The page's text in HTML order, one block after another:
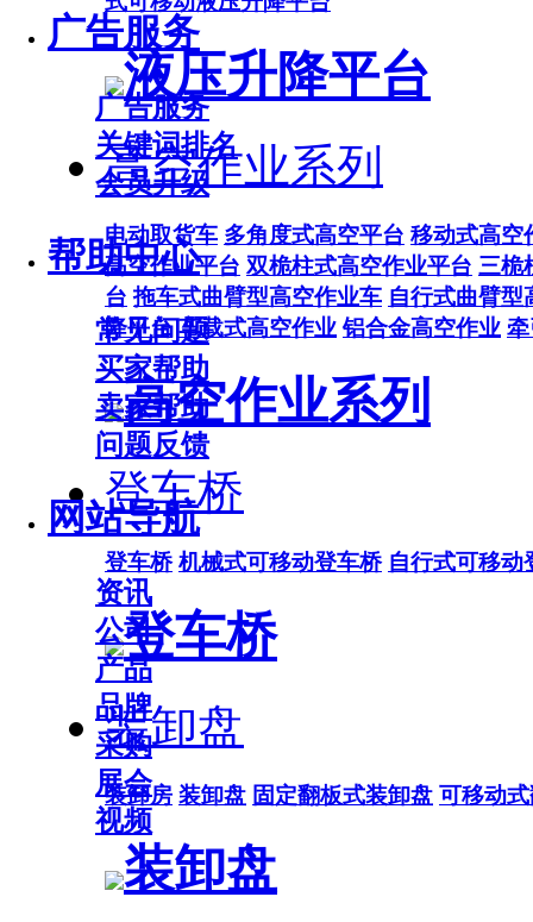
广告服务
广告服务
关键词排名
会员升级
帮助中心
常见问题
买家帮助
卖家帮助
问题反馈
网站导航
资讯
公司
产品
品牌
采购
展会
视频
液压升降平台
高空作业系列
电动取货车 多角度式高空平台 移动式高空
高空作业平台 双桅柱式高空作业平台 三桅
台 拖车式曲臂型高空作业车 自行式曲臂型
降平台 车载式高空作业 铝合金高空作业
高空作业系列
登车桥
登车桥 机械式可移动登车桥 自行式可移动
登车桥
装卸盘
装卸房 装卸盘 固定翻板式装卸盘 可移动
装卸盘